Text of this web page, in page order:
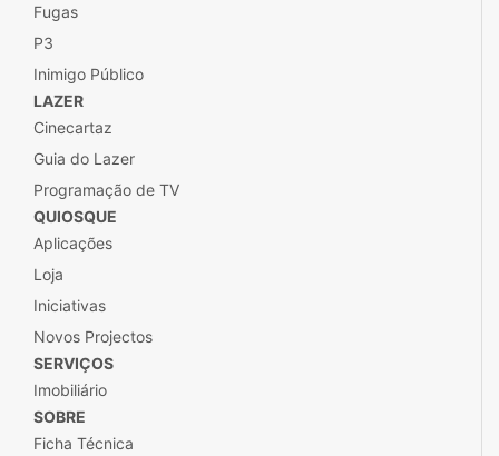
Fugas
P3
Inimigo Público
LAZER
Cinecartaz
Guia do Lazer
Programação de TV
QUIOSQUE
Aplicações
Loja
Iniciativas
Novos Projectos
SERVIÇOS
Imobiliário
SOBRE
Ficha Técnica